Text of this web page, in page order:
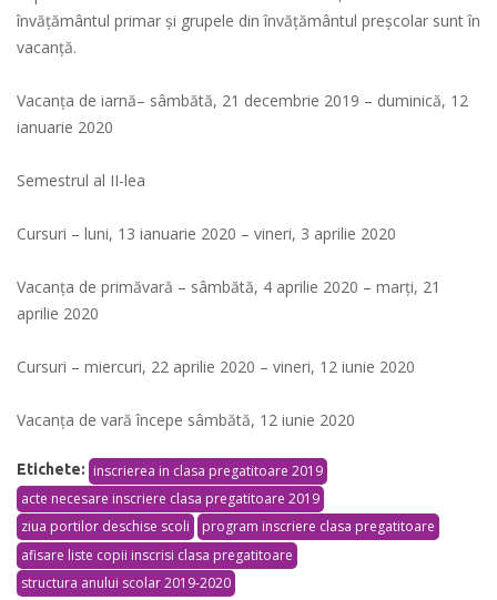
învăţământul primar şi grupele din învăţământul preşcolar sunt în
vacanţă.
Vacanța de iarnă– sâmbătă, 21 decembrie 2019 – duminică, 12
ianuarie 2020
Semestrul al II-lea
Cursuri – luni, 13 ianuarie 2020 – vineri, 3 aprilie 2020
Vacanţa de primăvară – sâmbătă, 4 aprilie 2020 – marți, 21
aprilie 2020
Cursuri – miercuri, 22 aprilie 2020 – vineri, 12 iunie 2020
Vacanţa de vară începe sâmbătă, 12 iunie 2020
Etichete: inscrierea in clasa pregatitoare 2019
acte necesare inscriere clasa pregatitoare 2019
ziua portilor deschise scoli
program inscriere clasa pregatitoare
afisare liste copii inscrisi clasa pregatitoare
structura anului scolar 2019-2020